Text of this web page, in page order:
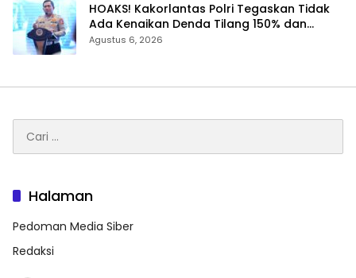
HOAKS! Kakorlantas Polri Tegaskan Tidak
Ada Kenaikan Denda Tilang 150% dan
Tilang Manual Menyeluruh
Agustus 6, 2026
untuk:
Halaman
Pedoman Media Siber
Redaksi